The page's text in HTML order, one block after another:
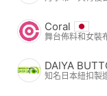
Coral
舞台佈料和女裝
DAIYA
知名日本紐扣製